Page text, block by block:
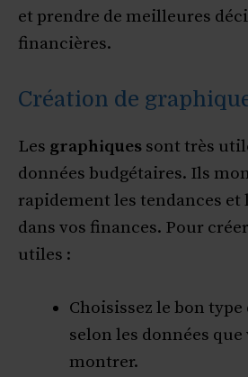
et prendre de meilleures
financières.
Création de
Les graphiques sont très
données budgétaires. Ils
rapidement les tendances et
dans vos finances. Pour
utiles :
Choisissez le bon
selon les données
montrer.